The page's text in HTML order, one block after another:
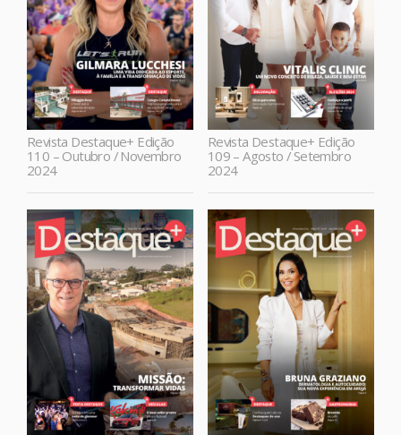
Revista Destaque+ Edição
110 – Outubro / Novembro
2024
Revista Destaque+ Edição
109 – Agosto / Setembro
2024